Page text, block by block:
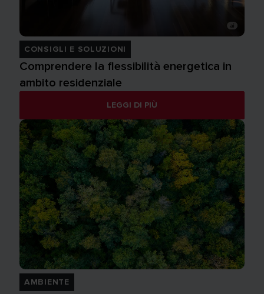
CONSIGLI E SOLUZIONI
Comprendere la flessibilità energetica in
ambito residenziale
LEGGI DI PIÙ
AMBIENTE